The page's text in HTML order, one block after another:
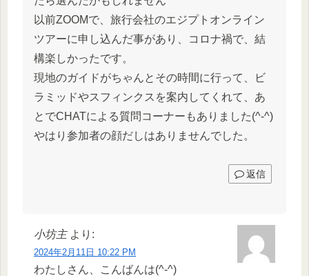
以前ZOOMで、旅行会社のエジプトオンライン
ツアーに申し込んだ事があり、コロナ禍で、結
構楽しかったです。
現地のガイドがちゃんとその時間に行って、ビ
ラミッドやスフィンクスを案内してくれて、あ
とでCHATによる質問コーナーもありました(^-^)
やはり参加者の顔だしはありませんでした。
返信
小坊主 より:
2024年2月11日 10:22 PM
わたしさん、こんばんは(^-^)